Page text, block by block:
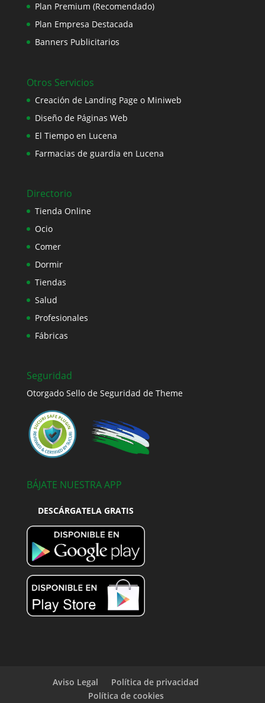
Plan Premium (Recomendado)
Plan Empresa Destacada
Banners Publicitarios
Otros Servicios
Creación de Landing Page o Miniweb
Diseño de Páginas Web
El Tiempo en Lucena
Farmacias de guardia en Lucena
Directorio
Tienda Online
Ocio
Comer
Dormir
Tiendas
Salud
Profesionales
Fábricas
Seguridad
Otorgado Sello de Seguridad de Theme
BÁJATE NUESTRA APP
DESCÁRGATELA GRATIS
Aviso Legal
Política de privacidad
Política de cookies